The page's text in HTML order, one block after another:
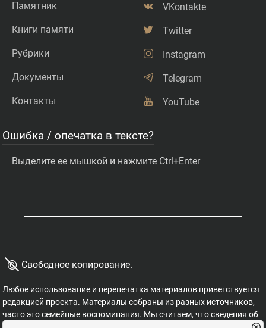
Памятник
Книги памяти
Рубрики
Документы
Контакты
VKontakte
Twitter
Instagram
Telegram
YouTube
Ошибка / опечатка в тексте?
Выделите ее мышкой и нажмите Ctrl+Enter
© Свободное копирование.
Любое использование и перепечатка материалов приветствуется
редакцией проекта. Материалы собраны из разных источников,
часто это семейные воспоминания. Мы считаем, что сведения об